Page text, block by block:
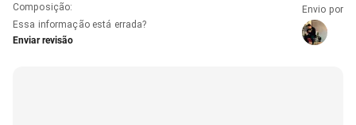
Composição:
Essa informação está errada?
Enviar revisão
Envio por